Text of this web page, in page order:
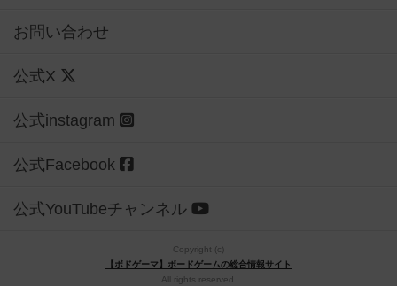
お問い合わせ
公式X
公式instagram
公式Facebook
公式YouTubeチャンネル
Copyright (c)
【ボドゲーマ】ボードゲームの総合情報サイト
All rights reserved.